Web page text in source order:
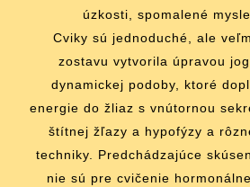
úzkosti, spomalené
Cviky sú jednoduché, ale
zostavu vytvorila úpravou
dynamickej podoby, ktoré
energie do žliaz s vnútornou
štítnej žľazy a hypofýzy a
techniky. Predchádzajúce
nie sú pre cvičenie